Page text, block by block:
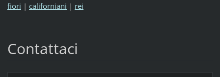
fiori | californiani | rei
Contattaci